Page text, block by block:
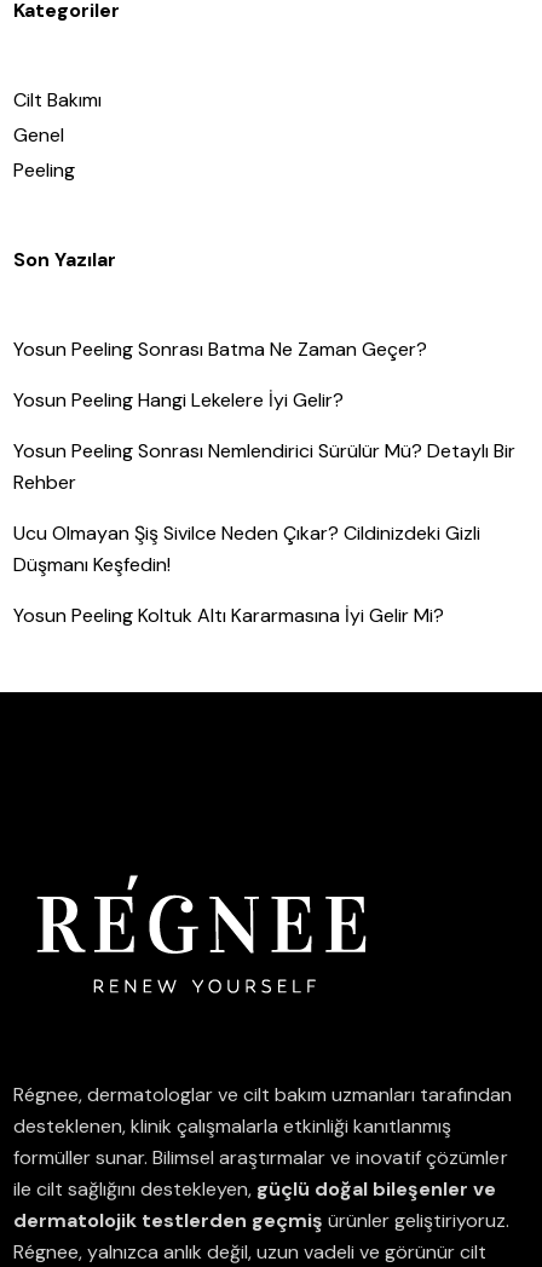
Kategoriler
Cilt Bakımı
Genel
Peeling
Son Yazılar
Yosun Peeling Sonrası Batma Ne Zaman Geçer?
Yosun Peeling Hangi Lekelere İyi Gelir?
Yosun Peeling Sonrası Nemlendirici Sürülür Mü? Detaylı Bir
Rehber
Ucu Olmayan Şiş Sivilce Neden Çıkar? Cildinizdeki Gizli
Düşmanı Keşfedin!
Yosun Peeling Koltuk Altı Kararmasına İyi Gelir Mi?
Régnee, dermatologlar ve cilt bakım uzmanları tarafından
desteklenen, klinik çalışmalarla etkinliği kanıtlanmış
formüller sunar.Bilimsel araştırmalar ve inovatif çözümler
ile cilt sağlığını destekleyen, güçlü doğal bileşenler ve
dermatolojik testlerden geçmiş ürünler geliştiriyoruz.
Régnee, yalnızca anlık değil, uzun vadeli ve görünür cilt